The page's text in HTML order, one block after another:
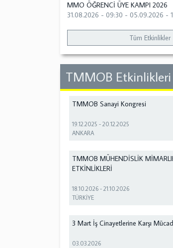
MMO ÖĞRENCİ ÜYE KAMPI 2026
31.08.2026 - 09:30 -05.09.2026 -
Tüm Etkinlikler
TMMOB Etkinlikleri
TMMOB Sanayi Kongresi
19.12.2025 -20.12.2025
ANKARA
TMMOB MÜHENDİSLİK
ETKİNLİKLERİ
18.10.2026 -21.10.2026
TÜRKİYE
3 Mart İş Cinayetlerine Karşı
03.03.2026